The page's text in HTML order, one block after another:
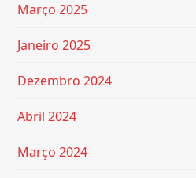
Março 2025
Janeiro 2025
Dezembro 2024
Abril 2024
Março 2024